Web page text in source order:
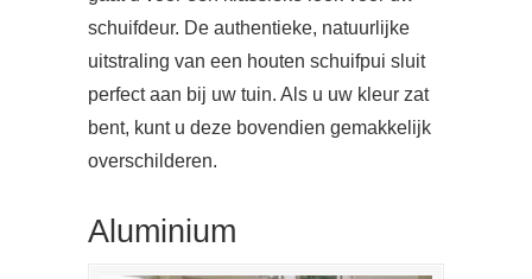
schuifdeur. De authentieke, natuurlijke
uitstraling van een houten schuifpui sluit
perfect aan bij uw tuin. Als u uw kleur zat
bent, kunt u deze bovendien gemakkelijk
overschilderen.
Aluminium